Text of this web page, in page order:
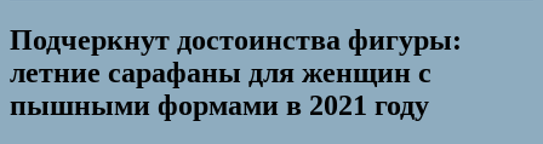
Подчеркнут достоинства фигуры:
летние сарафаны для женщин с
пышными формами в 2021 году